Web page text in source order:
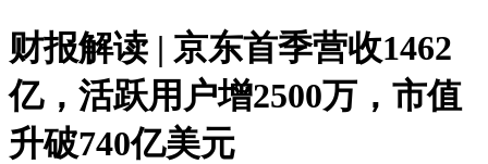
财报解读 | 京东首季营收1462
亿，活跃用户增2500万，市值
升破740亿美元